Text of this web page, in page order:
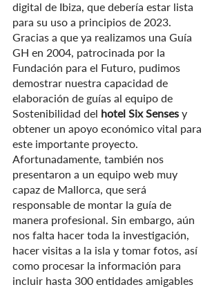
digital de Ibiza, que debería estar lista
para su uso a principios de 2023.
Gracias a que ya realizamos una Guía
GH en 2004, patrocinada por la
Fundación para el Futuro, pudimos
demostrar nuestra capacidad de
elaboración de guías al equipo de
Sostenibilidad del hotel Six Senses y
obtener un apoyo económico vital para
este importante proyecto.
Afortunadamente, también nos
presentaron a un equipo web muy
capaz de Mallorca, que será
responsable de montar la guía de
manera profesional. Sin embargo, aún
nos falta hacer toda la investigación,
hacer visitas a la isla y tomar fotos, así
como procesar la información para
incluir hasta 300 entidades amigables